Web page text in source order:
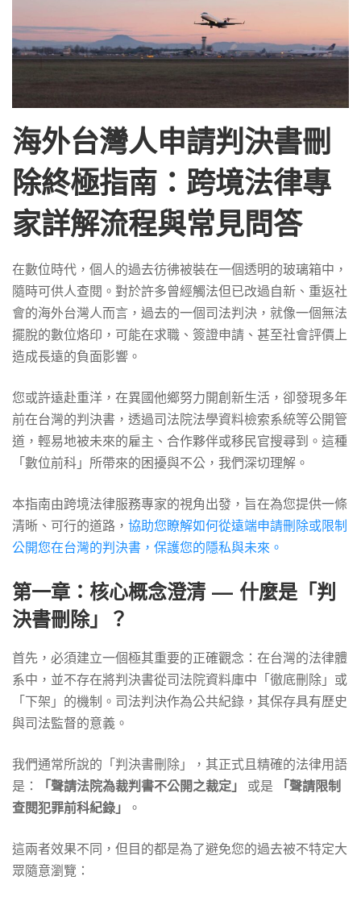
決
書
刪
除？
跨
境
法
律
服
務
專
家
海外台灣人申請判決書刪
除終極指南：跨境法律專
家詳解流程與常見問答
在數位時代，個人的過去彷彿被裝在一個透明的玻璃箱中，
隨時可供人查閱。對於許多曾經觸法但已改過自新、重返社
會的海外台灣人而言，過去的一個司法判決，就像一個無法
擺脫的數位烙印，可能在求職、簽證申請、甚至社會評價上
造成長遠的負面影響。
您或許遠赴重洋，在異國他鄉努力開創新生活，卻發現多年
前在台灣的判決書，透過司法院法學資料檢索系統等公開管
道，輕易地被未來的雇主、合作夥伴或移民官搜尋到。這種
「數位前科」所帶來的困擾與不公，我們深切理解。
本指南由跨境法律服務專家的視角出發，旨在為您提供一條
清晰、可行的道路， 協助您瞭解如何從遠端申請刪除或限制
公開您在台灣的判決書，保護您的隱私與未來。
第一章：核心概念澄清 — 什麼是「判
決書刪除」？
首先，必須建立一個極其重要的正確觀念：在台灣的法律體
系中，並不存在將判決書從司法院資料庫中「徹底刪除」或
「下架」的機制。司法判決作為公共紀錄，其保存具有歷史
與司法監督的意義。
我們通常所說的「判決書刪除」，其正式且精確的法律用語
是：
「聲請法院為裁判書不公開之裁定」 或是
「聲請限制
查閱犯罪前科紀錄」
。
這兩者效果不同，但目的都是為了避免您的過去被不特定大
眾隨意瀏覽：